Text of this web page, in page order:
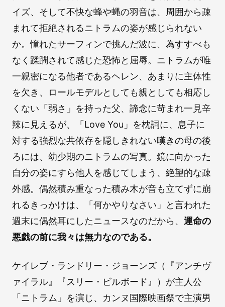
イズ、そして不快な蜂や蝿の羽音は、周囲から疎
まれて拒絶されるニトラムの姿が感じられない
か。憧れたサーフィンで挑んだ波に、為すすべも
なく蹂躙されて感じた恐怖と屈辱。ニトラムが唯
一親密になる他者であるヘレン、あまりに主体性
を欠き、ロールモデルとしても親としても相応し
くない「弱さ」を持った父、諦念に苛まれ一見辛
辣に見えるが、「Love You」を枕詞に、息子に
対する強烈な共依存を隠しきれない嘆きの母の後
ろには、幼少期のニトラムの写真。鏡に向かった
自分の姿にすら他人を感じてしまう、絶望的な疎
外感。偶然積み重なった積み木が音も立てずに崩
れるきっかけは、「何かやりなさい」と言われた
週末に偶然耳にしたニュースなのだから、 運命の
悪戯の前に我々は無力なのである。
ケイレブ・ランドリー・ジョーンズ（『アンチヴ
ァイラル』『スリー・ビルボード』）が主人公
「ニトラム」を演じ、カンヌ国際映画祭で主演男